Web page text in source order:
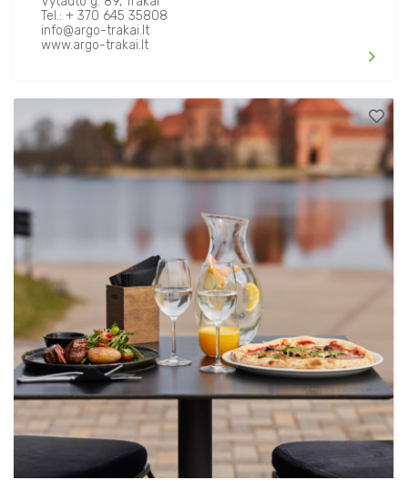
Tel.: + 370 645 35808
info@argo-trakai.lt
www.argo-trakai.lt